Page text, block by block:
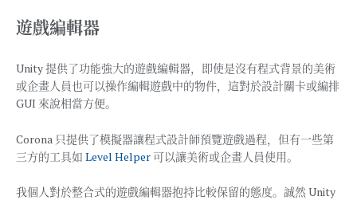
遊戲編輯器
Unity 提供了功能強大的遊戲編輯器，即使是沒有程式背景的美術
或企畫人員也可以操作編輯遊戲中的物件，這對於設計關卡或編排
GUI 來說相當方便。
Corona 只提供了模擬器讓程式設計師預覽遊戲過程，但有一些第
三方的工具如 Level Helper可以讓美術或企畫人員使用。
我個人對於整合式的遊戲編輯器抱持比較保留的態度。誠然 Unity